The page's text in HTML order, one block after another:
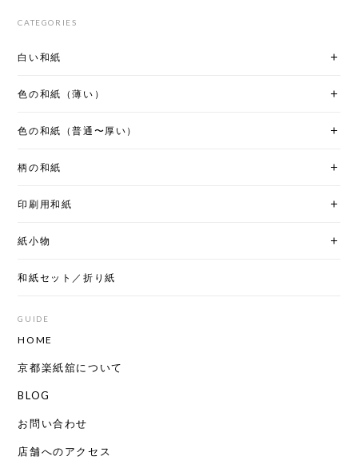
CATEGORIES
白い和紙
色の和紙（薄い）
色の和紙（普通〜厚い）
柄の和紙
印刷用和紙
紙小物
和紙セット／折り紙
GUIDE
HOME
京都楽紙舘について
BLOG
お問い合わせ
店舗へのアクセス